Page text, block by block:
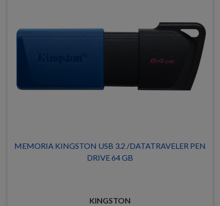
MEMORIA KINGSTON USB 3.2 /DATATRAVELER PEN
DRIVE 64 GB
KINGSTON